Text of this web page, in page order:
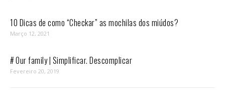
10 Dicas de como “Checkar” as mochilas dos miúdos?
Março 12, 2021
# Our family | Simplificar. Descomplicar
Fevereiro 20, 2019